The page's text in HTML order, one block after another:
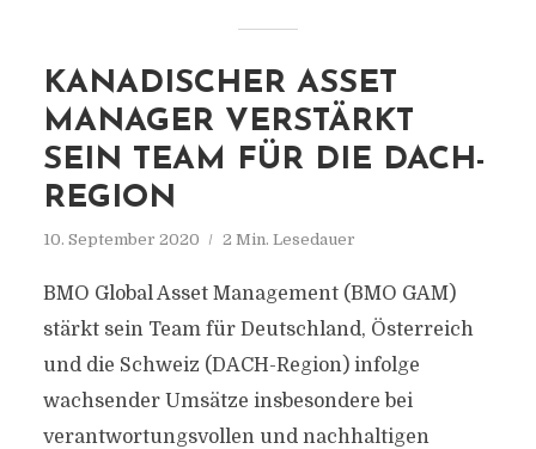
KANADISCHER ASSET
MANAGER VERSTÄRKT
SEIN TEAM FÜR DIE DACH-
REGION
10. September 2020 2 Min. Lesedauer
BMO Global Asset Management (BMO GAM)
stärkt sein Team für Deutschland, Österreich
und die Schweiz (DACH-Region) infolge
wachsender Umsätze insbesondere bei
verantwortungsvollen und nachhaltigen